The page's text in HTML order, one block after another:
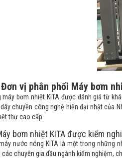
vị phân phối Máy bơm
máy bơm nhiệt KITA được đánh giá từ
chuyền công nghệ hiện đại nhật của
thự cao cấp.
bơm nhiệt KITA được kiểm
nước nóng KITA là một trong những
chuyên gia đầu ngành kiểm nghiệm,